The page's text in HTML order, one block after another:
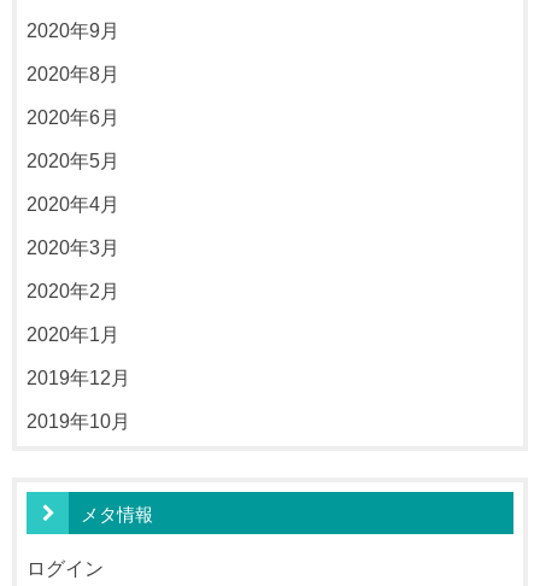
2020年9月
2020年8月
2020年6月
2020年5月
2020年4月
2020年3月
2020年2月
2020年1月
2019年12月
2019年10月
メタ情報
ログイン